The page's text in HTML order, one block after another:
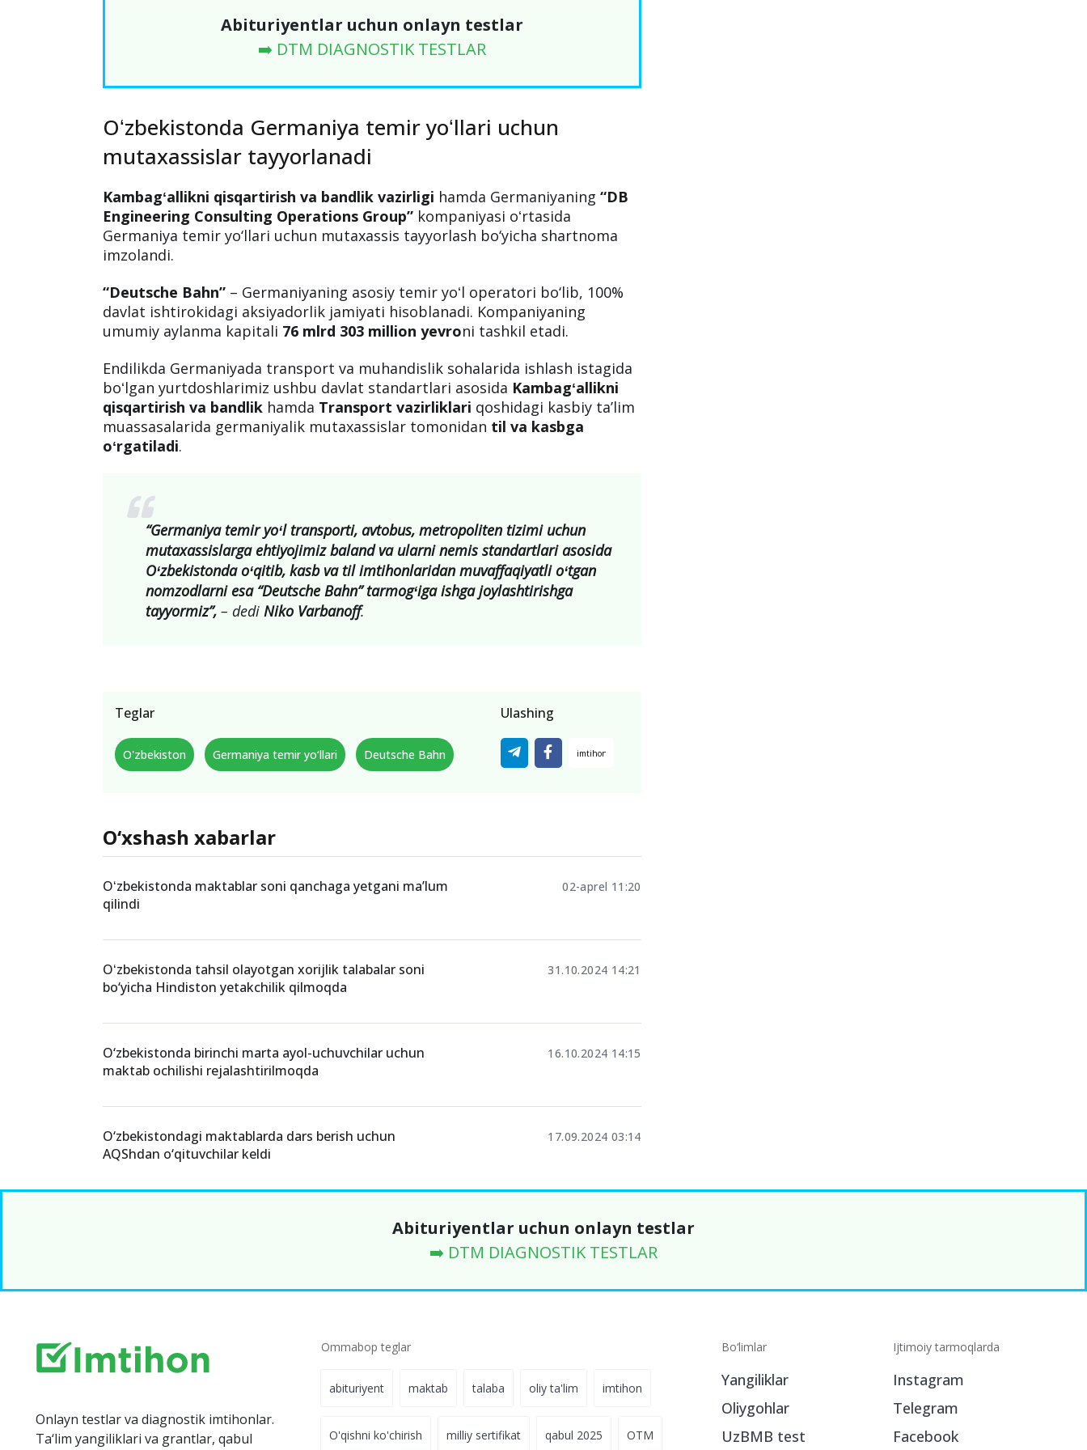
Abituriyentlar uchun onlayn testlar
➡️ DTM DIAGNOSTIK TESTLAR
Oʻzbekistonda Germaniya temir yoʻllari uchun
mutaxassislar tayyorlanadi
Kambagʻallikni qisqartirish va bandlik vazirligi hamda Germaniyaning“DB
Engineering Consulting Operations Group” kompaniyasi oʻrtasida
Germaniya temir yo‘llari uchun mutaxassis tayyorlash bo‘yicha shartnoma
imzolandi.
“Deutsche Bahn” – Germaniyaning asosiy temir yoʻl operatori bo‘lib, 100%
davlat ishtirokidagi aksiyadorlik jamiyati hisoblanadi. Kompaniyaning
umumiy aylanma kapitali 76 mlrd 303 million yevroni tashkil etadi.
Endilikda Germaniyada transport va muhandislik sohalarida ishlash istagida
boʻlgan yurtdoshlarimiz ushbu davlat standartlari asosida Kambagʻallikni
qisqartirish va bandlik hamda Transport vazirliklari qoshidagi kasbiy taʼlim
muassasalarida germaniyalik mutaxassislar tomonidan til va kasbga
oʻrgatiladi.
“Germaniya temir yoʻl transporti, avtobus, metropoliten tizimi uchun
mutaxassislarga ehtiyojimiz baland va ularni nemis standartlari asosida
Oʻzbekistonda oʻqitib, kasb va til imtihonlaridan muvaffaqiyatli oʻtgan
nomzodlarni esa “Deutsche Bahn” tarmogʻiga ishga joylashtirishga
tayyormiz”, – dediNiko Varbanoff.
Teglar
O'zbekiston Germaniya temir yo‘llari Deutsche Bahn
Ulashing
O‘xshash xabarlar
Oʻzbekistonda maktablar soni qanchaga yetgani ma’lum
qilindi
02-aprel 11:20
Oʻzbekistonda tahsil olayotgan xorijlik talabalar soni
bo‘yicha Hindiston yetakchilik qilmoqda
31.10.2024 14:21
O‘zbekistonda birinchi marta ayol-uchuvchilar uchun
maktab ochilishi rejalashtirilmoqda
16.10.2024 14:15
O‘zbekistondagi maktablarda dars berish uchun
AQShdan o‘qituvchilar keldi
17.09.2024 03:14
Abituriyentlar uchun onlayn testlar
➡️ DTM DIAGNOSTIK TESTLAR
Onlayn testlar va diagnostik imtihonlar.
Ta‘lim yangiliklari va grantlar, qabul
Ommabop teglar
abituriyent maktab talaba oliy ta'lim imtihon
O'qishni ko'chirish milliy sertifikat qabul 2025 OTM
Bo‘limlar
Yangiliklar
Oliygohlar
UzBMB test
Ijtimoiy tarmoqlarda
Instagram
Telegram
Facebook